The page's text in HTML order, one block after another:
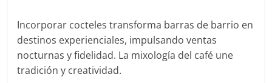
Incorporar cocteles transforma barras de barrio en
destinos experienciales, impulsando ventas
nocturnas y fidelidad. La mixología del café une
tradición y creatividad.